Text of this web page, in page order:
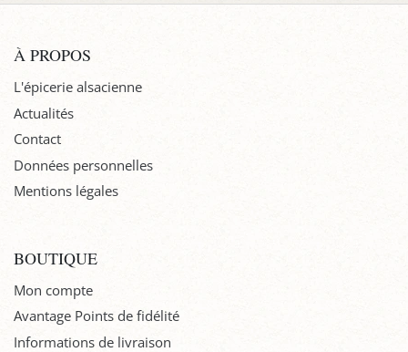
À PROPOS
L'épicerie alsacienne
Actualités
Contact
Données personnelles
Mentions légales
BOUTIQUE
Mon compte
Avantage Points de fidélité
Informations de livraison